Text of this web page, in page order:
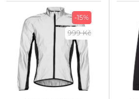
-15%
999 Kč